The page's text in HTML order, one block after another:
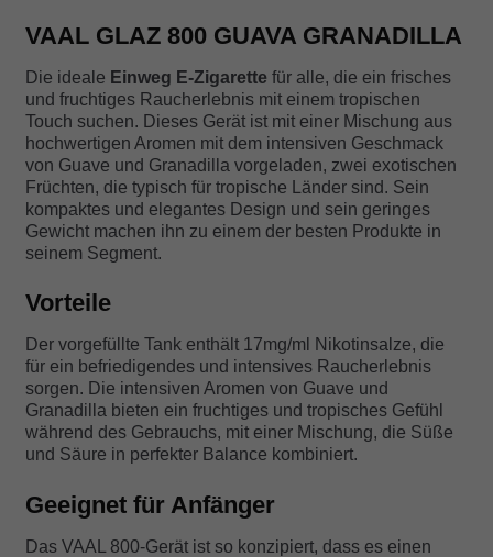
VAAL GLAZ 800 GUAVA GRANADILLA
Die ideale Einweg E-Zigarette für alle, die ein frisches
und fruchtiges Raucherlebnis mit einem tropischen
Touch suchen. Dieses Gerät ist mit einer Mischung aus
hochwertigen Aromen mit dem intensiven Geschmack
von Guave und Granadilla vorgeladen, zwei exotischen
Früchten, die typisch für tropische Länder sind. Sein
kompaktes und elegantes Design und sein geringes
Gewicht machen ihn zu einem der besten Produkte in
seinem Segment.
Vorteile
Der vorgefüllte Tank enthält 17mg/ml Nikotinsalze, die
für ein befriedigendes und intensives Raucherlebnis
sorgen. Die intensiven Aromen von Guave und
Granadilla bieten ein fruchtiges und tropisches Gefühl
während des Gebrauchs, mit einer Mischung, die Süße
und Säure in perfekter Balance kombiniert.
Geeignet für Anfänger
Das VAAL 800-Gerät ist so konzipiert, dass es einen